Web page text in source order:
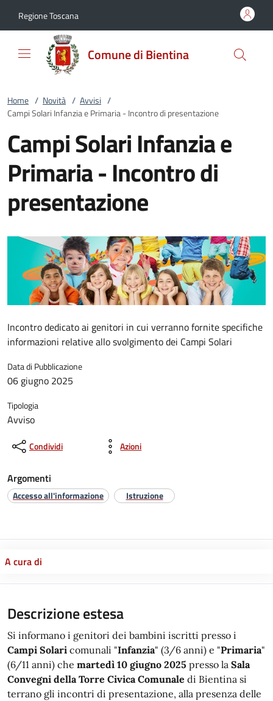
Regione Toscana
Comune di Bientina
Home / Novità / Avvisi /
Campi Solari Infanzia e Primaria - Incontro di presentazione
Campi Solari Infanzia e
Primaria - Incontro di
presentazione
Incontro dedicato ai genitori in cui verranno fornite specifiche
informazioni relative allo svolgimento dei Campi Solari
Data di Pubblicazione
06 giugno 2025
Tipologia
Avviso
Condividi Azioni
Argomenti
Accesso all'informazione Istruzione
A cura di
Descrizione estesa
Si informano i genitori dei bambini iscritti presso i
Campi Solari comunali "Infanzia" (3/6 anni) e "Primaria"
(6/11 anni) che martedì 10 giugno 2025 presso la Sala
Convegni della Torre Civica Comunale di Bientina si
terrano gli incontri di presentazione, alla presenza delle